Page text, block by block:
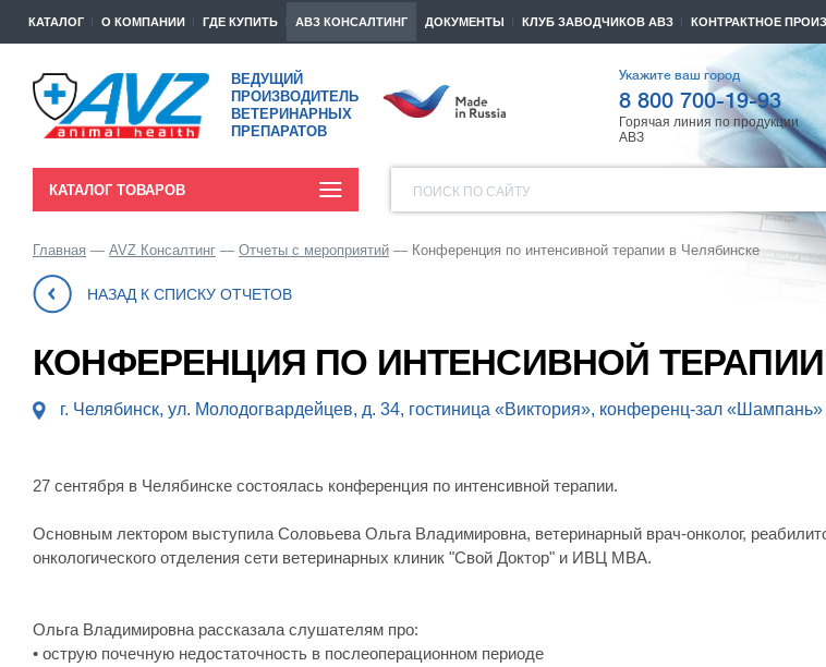
КАТАЛОГ О КОМПАНИИ ГДЕ КУПИТЬ АВЗ КОНСАЛТИНГ ДОКУМЕНТЫ КЛУБ ЗАВОДЧИКОВ АВЗ КОНТРАКТНОЕ
ВЕДУЩИЙ
ПРОИЗВОДИТЕЛЬ
ВЕТЕРИНАРНЫХ
ПРЕПАРАТОВ
Укажите ваш город
8 800 700-19-93
Горячая линия по продукции
АВЗ
КАТАЛОГ ТОВАРОВ ПОИСК ПО САЙТУ
Главная AVZ Консалтинг Отчеты с мероприятий Конференция по интенсивной терапии в Челябинске
НАЗАД К СПИСКУ ОТЧЕТОВ
КОНФЕРЕНЦИЯ ПО ИНТЕНСИВНОЙ
г. Челябинск, ул. Молодогвардейцев, д. 34, гостиница «Виктория», конференц-зал «Шампань»
27 сентября в Челябинске состоялась конференция по интенсивной терапии.
Основным лектором выступила Соловьева Ольга Владимировна, ветеринарный врач-онколог,
онкологического отделения сети ветеринарных клиник "Свой Доктор" и ИВЦ МВА.
Ольга Владимировна рассказала слушателям про:
• острую почечную недостаточность в послеоперационном периоде